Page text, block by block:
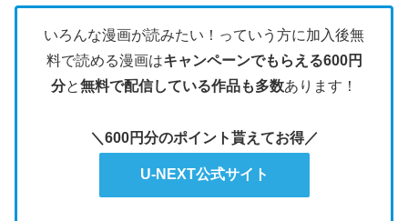
いろんな漫画が読みたい！っていう方に加入後無
料で読める漫画はキャンペーンでもらえる600円
分と無料で配信している作品も多数あります！
＼600円分のポイント貰えてお得／
U-NEXT公式サイト